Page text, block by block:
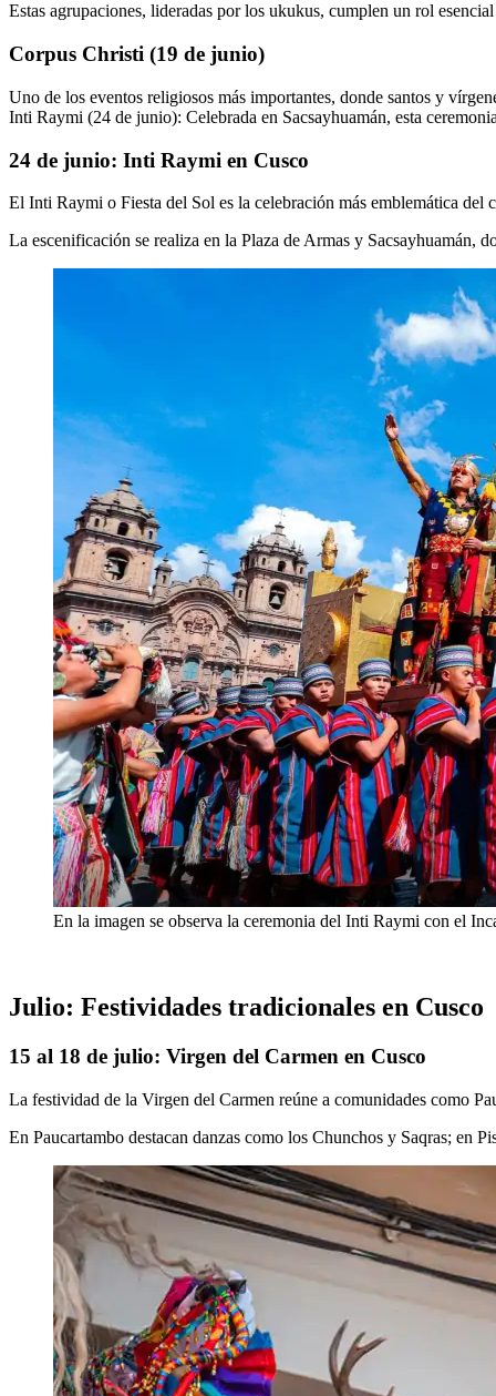
Estas agrupaciones, lideradas por los ukukus, cumplen un rol
Corpus Christi (19 de junio)
Uno de los eventos religiosos más importantes, donde santos y
Inti Raymi (24 de junio): Celebrada en Sacsayhuamán, esta
24 de junio: Inti Raymi en Cusco
El Inti Raymi o Fiesta del Sol es la celebración más emblemática
La escenificación se realiza en la Plaza de Armas y Sacsayhuamán,
En la imagen se observa la ceremonia del Inti Raymi con el
Julio: Festividades tradicionales en Cusco
15 al 18 de julio: Virgen del Carmen en Cusco
La festividad de la Virgen del Carmen reúne a comunidades como
En Paucartambo destacan danzas como los Chunchos y Saqras; en